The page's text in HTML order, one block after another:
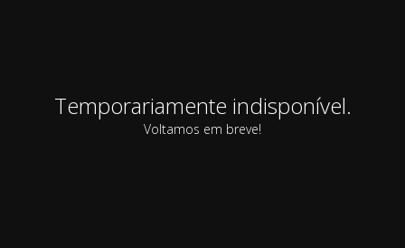
Temporariamente indisponível.
Voltamos em breve!